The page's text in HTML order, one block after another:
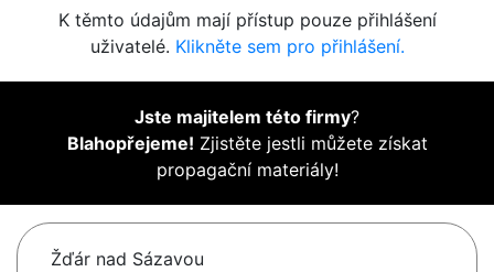
K těmto údajům mají přístup pouze přihlášení
uživatelé. Klikněte sem pro přihlášení.
Jste majitelem této firmy?
Blahopřejeme! Zjistěte jestli můžete získat
propagační materiály!
Žďár nad Sázavou